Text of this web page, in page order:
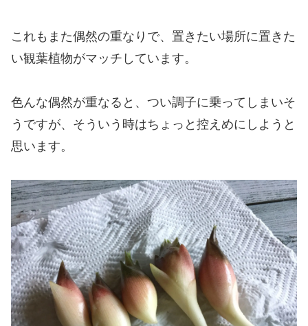
これもまた偶然の重なりで、置きたい場所に置きた
い観葉植物がマッチしています。
色んな偶然が重なると、つい調子に乗ってしまいそ
うですが、そういう時はちょっと控えめにしようと
思います。